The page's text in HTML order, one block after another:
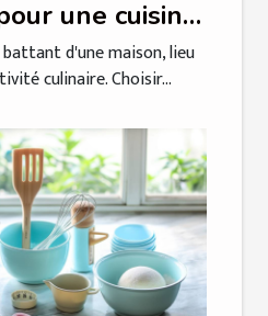
une cuisine
d'une maison, lieu
culinaire. Choisir...